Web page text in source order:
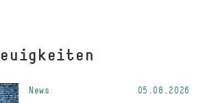
News 05.08.2026